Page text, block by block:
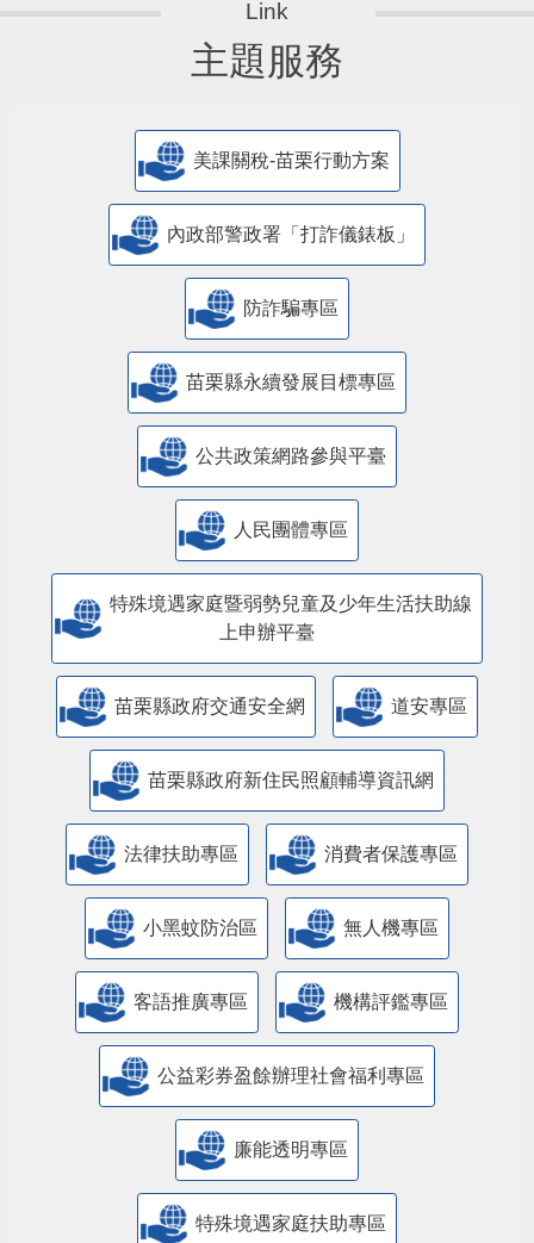
主題服務
美課關稅-苗栗行動方案
內政部警政署「打詐儀錶板」
防詐騙專區
苗栗縣永續發展目標專區
公共政策網路參與平臺
人民團體專區
特殊境遇家庭暨弱勢兒童及少年生活扶助線
上申辦平臺
苗栗縣政府交通安全網 道安專區
苗栗縣政府新住民照顧輔導資訊網
法律扶助專區 消費者保護專區
小黑蚊防治區 無人機專區
客語推廣專區 機構評鑑專區
公益彩券盈餘辦理社會福利專區
廉能透明專區
特殊境遇家庭扶助專區